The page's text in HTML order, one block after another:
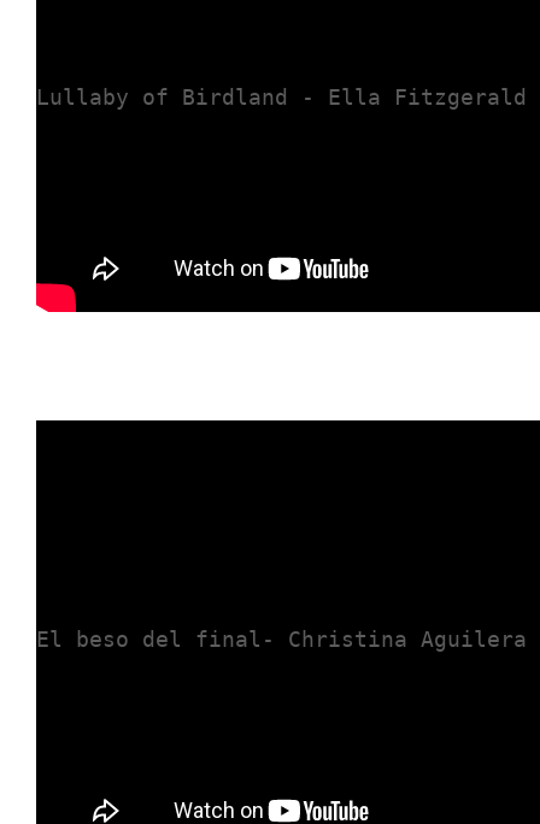
Lullaby of Birdland - Ella Fitzgerald
El beso del final- Christina Aguilera